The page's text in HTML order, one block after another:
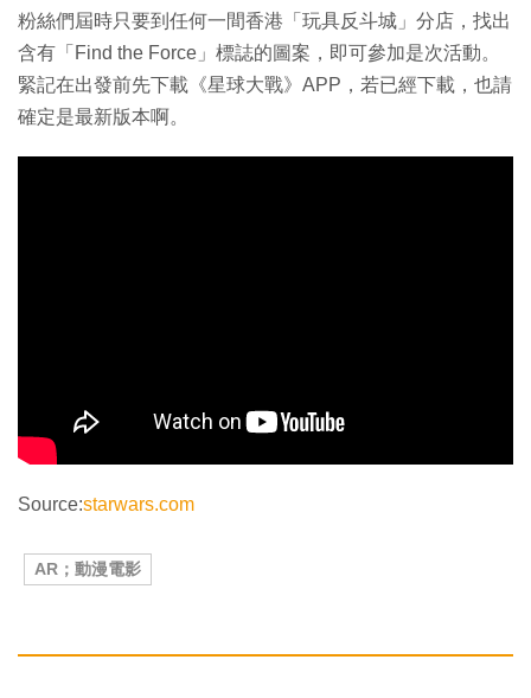
粉絲們屆時只要到任何一間香港「玩具反斗城」分店，找出
含有「Find the Force」標誌的圖案，即可參加是次活動。
緊記在出發前先下載《星球大戰》APP，若已經下載，也請
確定是最新版本啊。
Source:starwars.com
AR；動漫電影